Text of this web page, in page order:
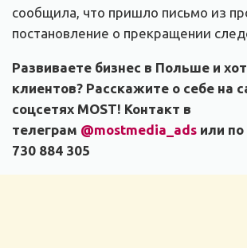
сообщила, что пришло письмо из
постановление о прекращении
Развиваете бизнес в Польше и
клиентов? Расскажите о себе на
соцсетях MOST! Контакт в
телеграм @mostmedia_ads или
730 884 305